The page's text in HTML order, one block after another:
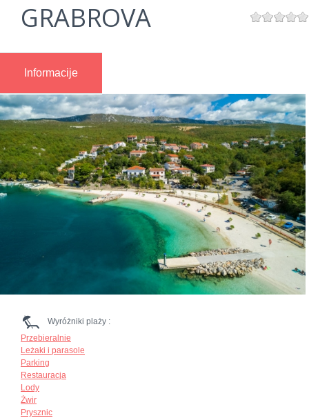
GRABROVA
Informacije
Wyróżniki plaży :
Przebieralnie
Leżaki i parasole
Parking
Restauracja
Lody
Żwir
Prysznic